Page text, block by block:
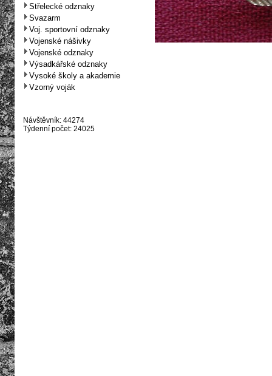
Střelecké odznaky
Svazarm
Voj. sportovní odznaky
Vojenské nášivky
Vojenské odznaky
Výsadkářské odznaky
Vysoké školy a akademie
Vzorný voják
Návštěvník: 44274
Týdenní počet: 24025